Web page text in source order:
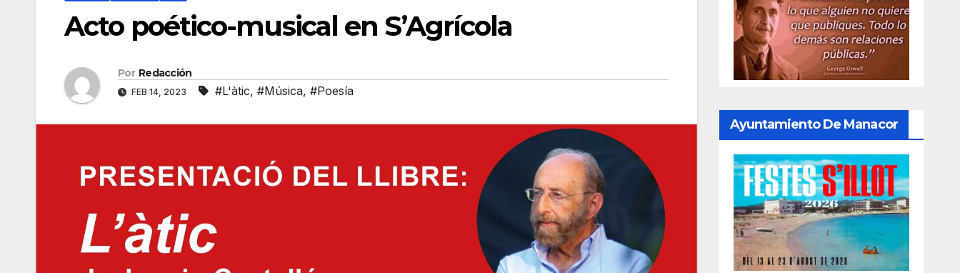
Acto poético-musical en S’Agrícola
Por Redacción
FEB 14, 2023 #L'àtic, #Música, #Poesía
Ayuntamiento De Manacor